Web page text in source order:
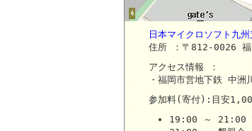
日本マイクロソフト九
住所 ：〒812-0026 福
アクセス情報 ：
・福岡市営地下鉄 中
参加料(寄付):目安
19:00 ～ 21:00